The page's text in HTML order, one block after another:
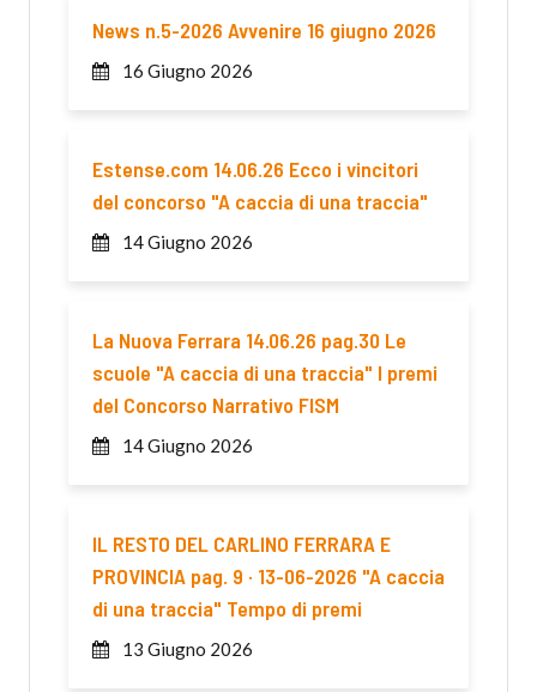
News n.5-2026 Avvenire 16 giugno 2026
16 Giugno 2026
Estense.com 14.06.26 Ecco i vincitori
del concorso "A caccia di una traccia"
14 Giugno 2026
La Nuova Ferrara 14.06.26 pag.30 Le
scuole "A caccia di una traccia" I premi
del Concorso Narrativo FISM
14 Giugno 2026
IL RESTO DEL CARLINO FERRARA E
PROVINCIA pag. 9 · 13-06-2026 "A caccia
di una traccia" Tempo di premi
13 Giugno 2026